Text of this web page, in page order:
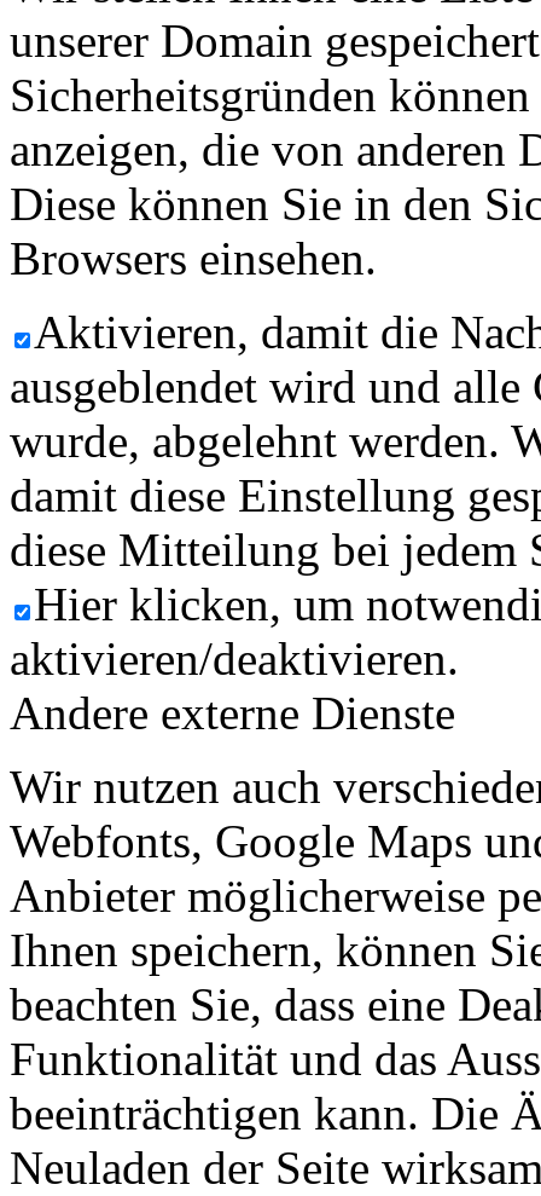
unserer Domain
Sicherheitsgründen
anzeigen, die von anderen
Diese können Sie in den
Browsers einsehen.
Aktivieren, damit die
ausgeblendet wird und
wurde, abgelehnt werden.
damit diese Einstellung
diese Mitteilung bei jedem
Hier klicken, um
aktivieren/deaktivieren.
Andere externe Dienste
Wir nutzen auch
Webfonts, Google Maps
Anbieter möglicherweise
Ihnen speichern, können
beachten Sie, dass eine
Funktionalität und das
beeinträchtigen kann. Die
Neuladen der Seite